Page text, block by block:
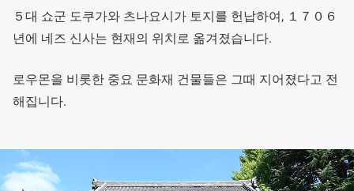
５대 쇼군 도쿠가와 츠나요시가 토지를 헌납하여, １７０６
년에 네즈 신사는 현재의 위치로 옮겨졌습니다.
로우몬을 비롯한 중요 문화재 건물들은 그때 지어졌다고 전
해집니다.